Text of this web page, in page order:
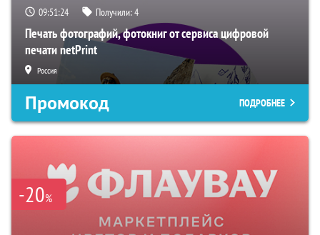
09:51:23 Получили:4
Печать фотографий, фотокниг от сервиса цифровой
печати netPrint
Россия
Промокод ПОДРОБНЕЕ
-20%